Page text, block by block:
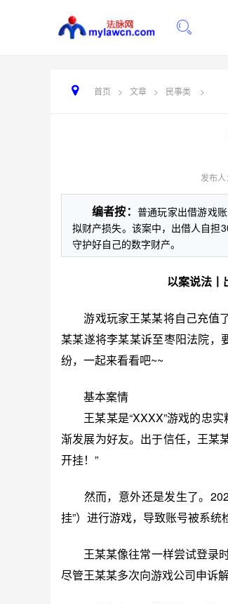
首页 > 文章 > 民事类 >
发布
编者按： 普通玩家出借游戏
拟财产损失。该案中，出借人自担
守护好自己的数字财产。
以案说法丨
游戏玩家王某某将自己充值了
某某遂将李某某诉至枣阳法院，
纷，一起来看看吧~~
基本案情
王某某是“XXXX”游戏的忠实
渐发展为好友。出于信任，王某
开挂！”
然而，意外还是发生了。
挂”）进行游戏，导致账号被系统
王某某像往常一样尝试登录时
尽管王某某多次向游戏公司申诉